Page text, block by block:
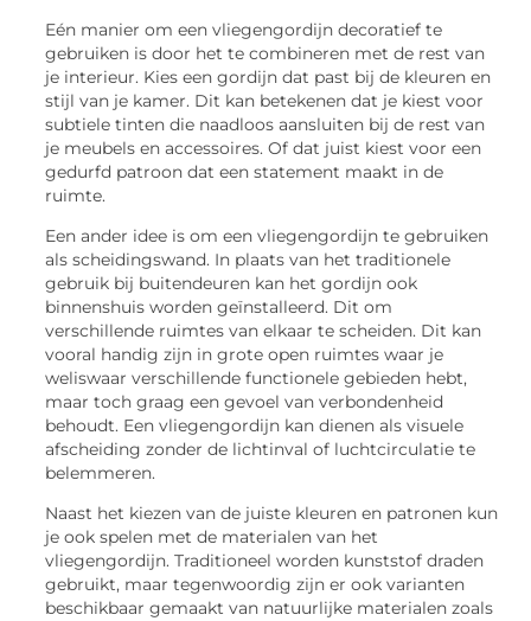
Eén manier om een vliegengordijn decoratief te
gebruiken is door het te combineren met de rest van
je interieur. Kies een gordijn dat past bij de kleuren en
stijl van je kamer. Dit kan betekenen dat je kiest voor
subtiele tinten die naadloos aansluiten bij de rest van
je meubels en accessoires. Of dat juist kiest voor een
gedurfd patroon dat een statement maakt in de
ruimte.
Een ander idee is om een vliegengordijn te gebruiken
als scheidingswand. In plaats van het traditionele
gebruik bij buitendeuren kan het gordijn ook
binnenshuis worden geïnstalleerd. Dit om
verschillende ruimtes van elkaar te scheiden. Dit kan
vooral handig zijn in grote open ruimtes waar je
weliswaar verschillende functionele gebieden hebt,
maar toch graag een gevoel van verbondenheid
behoudt. Een vliegengordijn kan dienen als visuele
afscheiding zonder de lichtinval of luchtcirculatie te
belemmeren.
Naast het kiezen van de juiste kleuren en patronen kun
je ook spelen met de materialen van het
vliegengordijn. Traditioneel worden kunststof draden
gebruikt, maar tegenwoordig zijn er ook varianten
beschikbaar gemaakt van natuurlijke materialen zoals